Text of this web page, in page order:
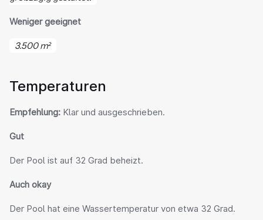
Weniger geeignet
3.500 m²
Temperaturen
Empfehlung: Klar und ausgeschrieben.
Gut
Der Pool ist auf 32 Grad beheizt.
Auch okay
Der Pool hat eine Wassertemperatur von etwa 32 Grad.